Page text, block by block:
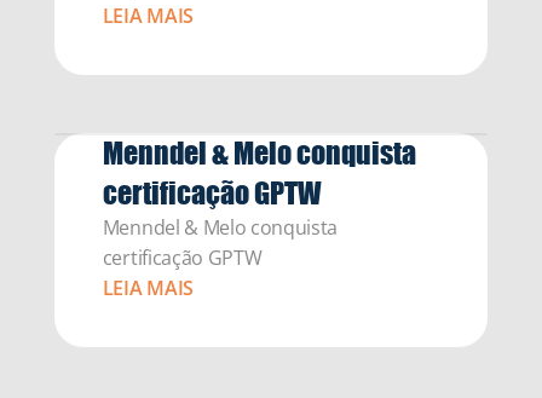
LEIA MAIS
Menndel & Melo conquista
certificação GPTW
Menndel & Melo conquista
certificação GPTW
LEIA MAIS